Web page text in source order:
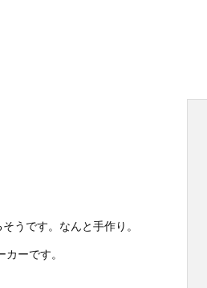
うです。なんと手作り。
ーです。